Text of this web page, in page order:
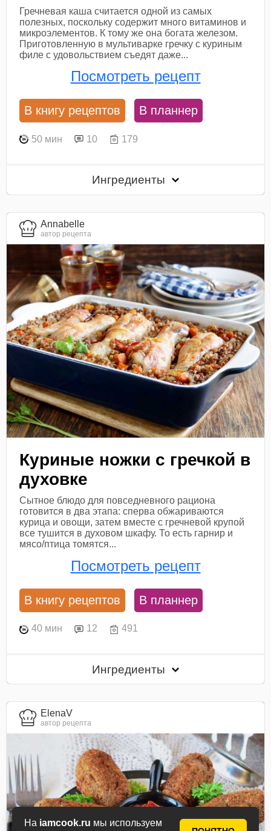
На iamcook.ru мы используем
Гречневая каша считается одной из самых
полезных, поскольку содержит много витаминов и
микроэлементов. К тому же она богата железом.
Приготовленную в мультиварке гречку с куриным
филе с удовольствием съедят даже...
Посмотреть рецепт
В книгу рецептов В планнер
50 мин 10 179
Ингредиенты
Annabelle
автор рецепта
Куриные ножки с гречкой в
духовке
Сытное блюдо для повседневного рациона
готовится в два этапа: сперва обжариваются
курица и овощи, затем вместе с гречневой крупой
все тушится в духовом шкафу. То есть гарнир и
мясо/птица томятся...
Посмотреть рецепт
В книгу рецептов В планнер
40 мин 12 491
Ингредиенты
ElenaV
автор рецепта